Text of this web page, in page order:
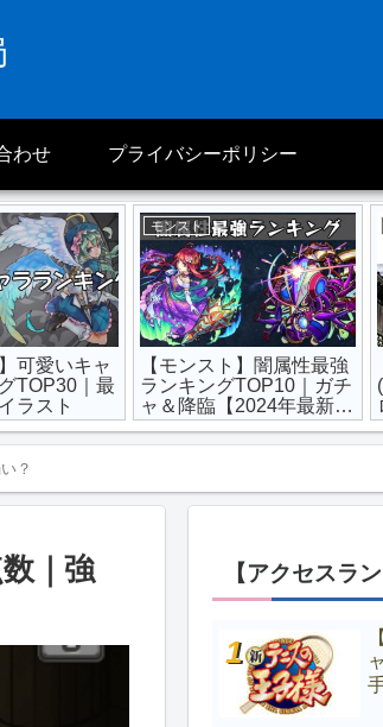
わせ プライバシーポリシー
可愛いキャ
TOP30｜最
ラスト
モンスト
【モンスト】闇属性最強
ランキングTOP10｜ガチ
ャ＆降臨【2024年最新
版】
？
｜強
【アクセスラ